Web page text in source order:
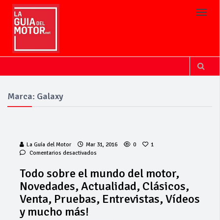
Marca: Galaxy
La Guía del Motor Mar 31, 2016 0
1
Comentarios desactivados
el
mundo
del
motor,
Todo sobre el mundo del motor,
Novedades, Actualidad, Clásicos,
Venta, Pruebas, Entrevistas, Vídeos
y mucho más!